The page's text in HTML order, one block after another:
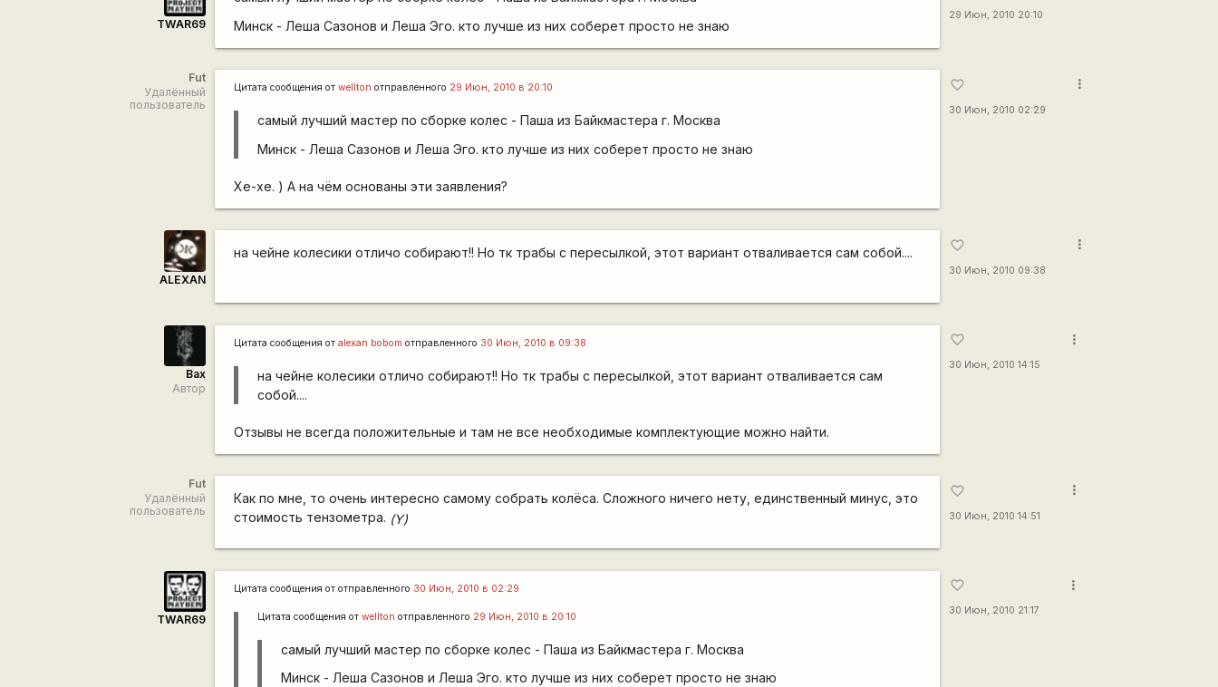
TWAR69
Минск - Леша Сазонов и Леша Эго. кто лучше из них соберет просто не знаю
29 Июн, 2010 20:10
Fut
Удалённый
пользователь
Цитата сообщения отwellton отправленного 29 Июн, 2010 в 20:10
самый лучший мастер по сборке колес - Паша из Байкмастера г. Москва
Минск - Леша Сазонов и Леша Эго. кто лучше из них соберет просто не знаю
Хе-хе. ) А на чём основаны эти заявления?
favorite_border
30 Июн, 2010 02:29
more_vert
ALEXAN
на чейне колесики отличо собирают!! Но тк трабы с пересылкой, этот вариант отваливается сам собой....
favorite_border
30 Июн, 2010 09:38
more_vert
Bax
Автор
Цитата сообщения отalexan bobom отправленного 30 Июн, 2010 в 09:38
на чейне колесики отличо собирают!! Но тк трабы с пересылкой, этот вариант отваливается сам
собой....
Отзывы не всегда положительные и там не все необходимые комплектующие можно найти.
favorite_border
30 Июн, 2010 14:15
more_vert
Fut
Удалённый
пользователь
Как по мне, то очень интересно самому собрать колёса. Сложного ничего нету, единственный минус, это
стоимость тензометра. (Y)
favorite_border
30 Июн, 2010 14:51
more_vert
TWAR69
Цитата сообщения ототправленного 30 Июн, 2010 в 02:29
Цитата сообщения отwellton отправленного 29 Июн, 2010 в 20:10
самый лучший мастер по сборке колес - Паша из Байкмастера г. Москва
Минск - Леша Сазонов и Леша Эго. кто лучше из них соберет просто не знаю
favorite_border
30 Июн, 2010 21:17
more_vert